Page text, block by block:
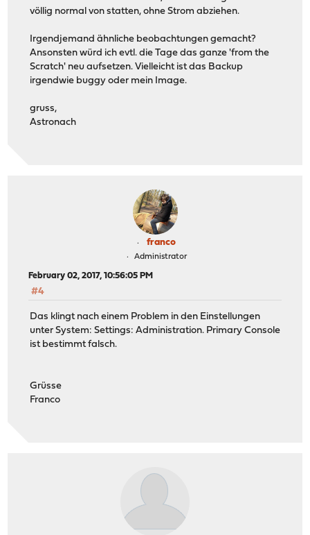
völlig normal von statten, ohne Strom abziehen.
Irgendjemand ähnliche beobachtungen gemacht?
Ansonsten würd ich evtl. die Tage das ganze 'from the
Scratch' neu aufsetzen. Vielleicht ist das Backup
irgendwie buggy oder mein Image.
gruss,
Astronach
franco
Administrator
February 02, 2017, 10:56:05 PM
#4
Das klingt nach einem Problem in den Einstellungen
unter System: Settings: Administration. Primary Console
ist bestimmt falsch.
Grüsse
Franco